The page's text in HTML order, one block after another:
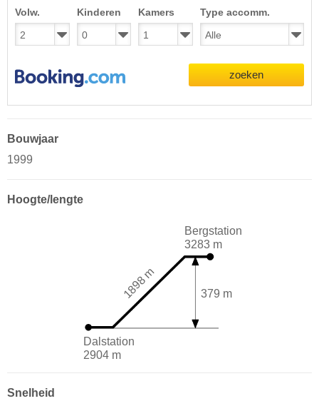
Volw. Kinderen Kamers Type accomm.
zoeken
Bouwjaar
1999
Hoogte/lengte
Dalstation
2904 m
Bergstation
3283 m
379 m
1898 m
Snelheid